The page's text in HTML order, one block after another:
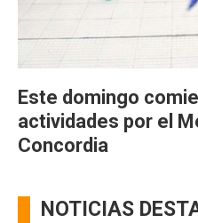
Este domingo
actividades por el
Concordia
NOTICIAS